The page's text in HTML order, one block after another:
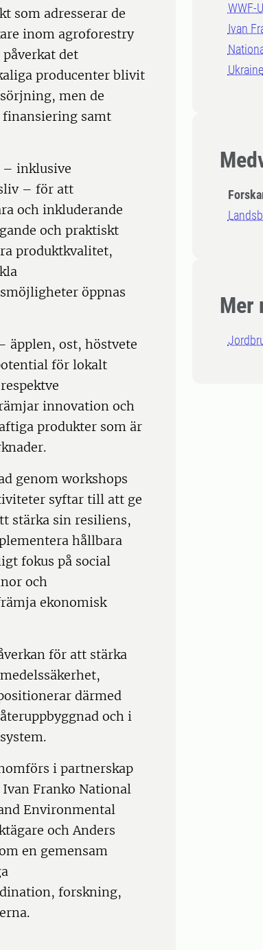
WWF-
Ivan
Ukraine
Mer
som adresserar de
inom agroforestry
det
producenter blivit
men de
finansiering samt
– inklusive
– för att
och inkluderande
och praktiskt
produktkvalitet,
öppnas
äpplen, ost, höstvete
för lokalt
innovation och
produkter som är
genom workshops
syftar till att ge
stärka sin resiliens,
hållbara
fokus på social
och
ekonomisk
för att stärka
därmed
och i
i partnerskap
Franko National
Environmental
och Anders
en gemensam
forskning,